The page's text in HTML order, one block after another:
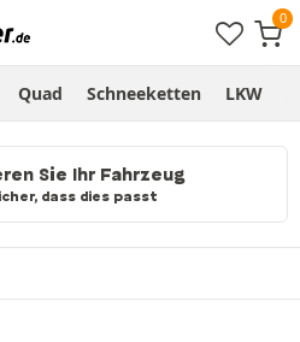
Quad Schneeketten LKW
Sie Ihr Fahrzeug
dass dies passt